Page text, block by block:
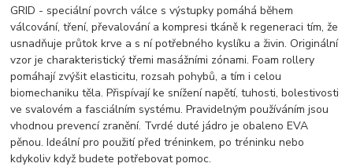
GRID - speciální povrch válce s výstupky pomáhá během
válcování, tření, převalování a kompresi tkáně k regeneraci tím, že
usnadňuje průtok krve a s ní potřebného kyslíku a živin. Originální
vzor je charakteristický třemi masážními zónami. Foam rollery
pomáhají zvýšit elasticitu, rozsah pohybů, a tím i celou
biomechaniku těla. Přispívají ke snížení napětí, tuhosti, bolestivosti
ve svalovém a fasciálním systému. Pravidelným používáním jsou
vhodnou prevencí zranění. Tvrdé duté jádro je obaleno EVA
pěnou. Ideální pro použití před tréninkem, po tréninku nebo
kdykoliv když budete potřebovat pomoc.